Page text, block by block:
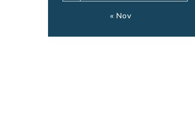
« Nov